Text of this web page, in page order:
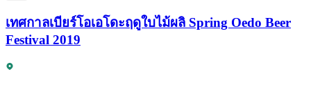
เทศกาลเบียร์โอเอโดะฤดูใบไม้ผลิ Spring Oedo Beer
Festival 2019